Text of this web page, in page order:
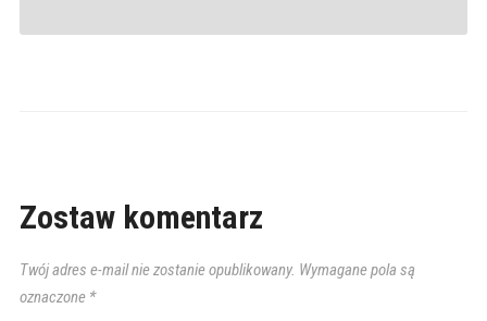
Zostaw komentarz
Twój adres e-mail nie zostanie opublikowany. Wymagane pola są
oznaczone *